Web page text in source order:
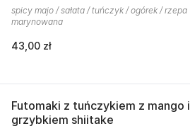
spicy majo / sałata / tuńczyk / ogórek / rzepa
marynowana
43,00 zł
Futomaki z tuńczykiem z mango i
grzybkiem shiitake